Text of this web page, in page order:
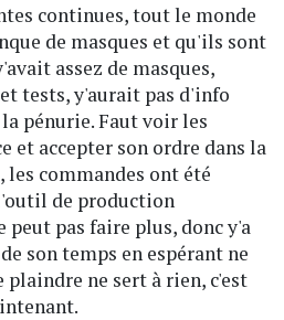
continues, tout le monde
de masques et qu'ils sont
assez de masques,
tests, y'aurait pas d'info
pénurie. Faut voir les
et accepter son ordre dans la
commandes ont été
de production
peut pas faire plus, donc y'a
son temps en espérant ne
plaindre ne sert à rien, c'est